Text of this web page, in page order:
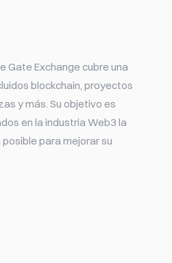
Gate Exchange cubre una
blockchain, proyectos
y más. Su objetivo es
en la industria Web3 la
para mejorar su